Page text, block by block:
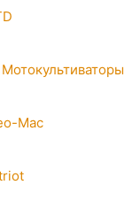
Мотокультиваторы
Mac